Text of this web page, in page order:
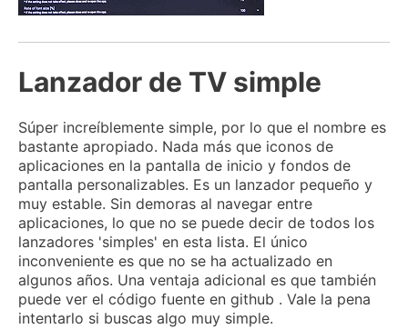
Lanzador de TV simple
Súper increíblemente simple, por lo que el nombre es
bastante apropiado. Nada más que iconos de
aplicaciones en la pantalla de inicio y fondos de
pantalla personalizables. Es un lanzador pequeño y
muy estable. Sin demoras al navegar entre
aplicaciones, lo que no se puede decir de todos los
lanzadores 'simples' en esta lista. El único
inconveniente es que no se ha actualizado en
algunos años. Una ventaja adicional es que también
puede ver el código fuente en github . Vale la pena
intentarlo si buscas algo muy simple.